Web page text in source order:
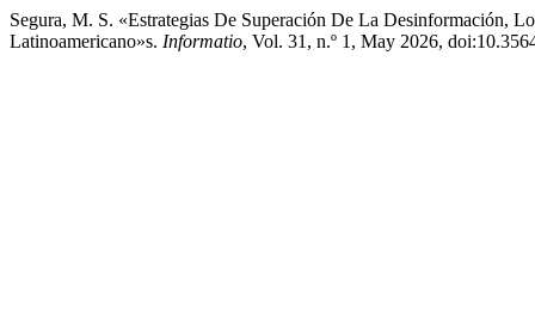
Segura, M. S. «Estrategias De Superación De La Desinformación,
Latinoamericano»s. Informatio, Vol. 31, n.º 1, May 2026,